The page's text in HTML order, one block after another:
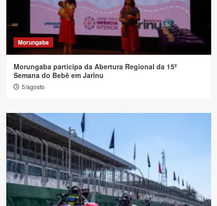
Morungaba
Morungaba participa da Abertura Regional da 15ª
Semana do Bebê em Jarinu
5/agosto